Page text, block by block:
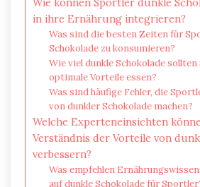
in ihre Ernährung integrieren?
Was sind die besten Zeiten für
Schokolade zu konsumieren?
Wie viel dunkle Schokolade
optimale Vorteile essen?
Was sind häufige Fehler, die
von dunkler Schokolade machen?
Welche Experteneinsichten
Verständnis der Vorteile von
verbessern?
Was empfehlen
auf dunkle Schokolade für